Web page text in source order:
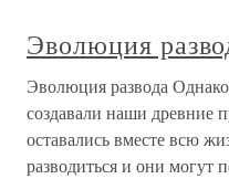
Эволюция
Эволюция развода
создавали наши древние
оставались вместе всю
разводиться и они могут